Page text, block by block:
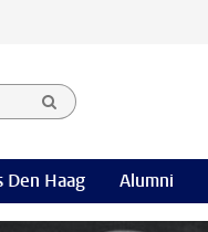
Den Haag Alumni